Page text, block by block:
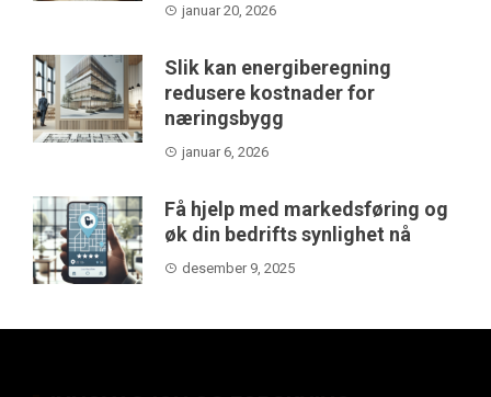
januar 20, 2026
Slik kan energiberegning
redusere kostnader for
næringsbygg
januar 6, 2026
Få hjelp med markedsføring og
øk din bedrifts synlighet nå
desember 9, 2025